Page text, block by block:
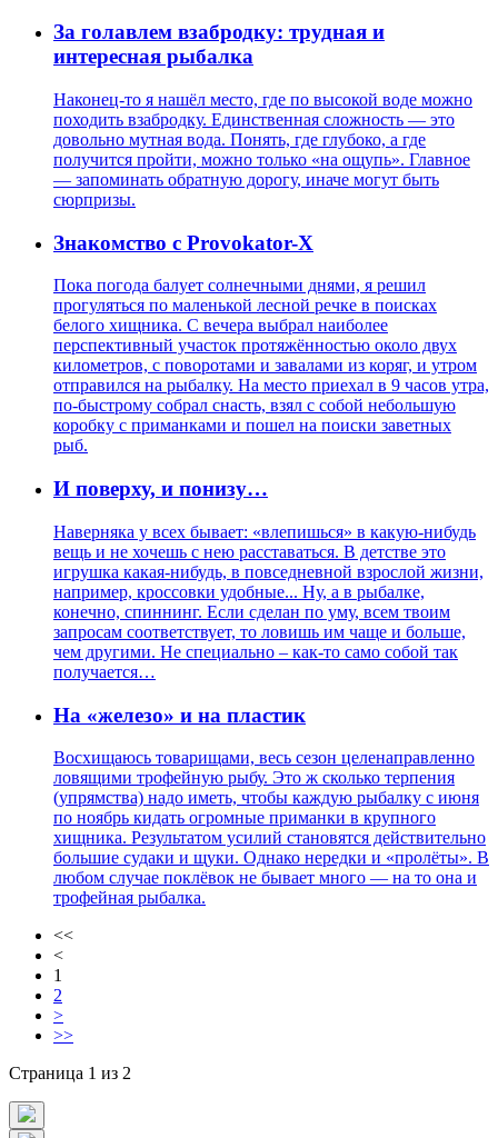
За голавлем взабродку: трудная и
интересная рыбалка
Наконец-то я нашёл место, где по высокой воде можно
походить взабродку. Единственная сложность — это
довольно мутная вода. Понять, где глубоко, а где
получится пройти, можно только «на ощупь». Главное
— запоминать обратную дорогу, иначе могут быть
сюрпризы.
Знакомство с Provokator-X
Пока погода балует солнечными днями, я решил
прогуляться по маленькой лесной речке в поисках
белого хищника. С вечера выбрал наиболее
перспективный участок протяжённостью около двух
километров, с поворотами и завалами из коряг, и утром
отправился на рыбалку. На место приехал в 9 часов утра,
по-быстрому собрал снасть, взял с собой небольшую
коробку с приманками и пошел на поиски заветных
рыб.
И поверху, и понизу…
Наверняка у всех бывает: «влепишься» в какую-нибудь
вещь и не хочешь с нею расставаться. В детстве это
игрушка какая-нибудь, в повседневной взрослой жизни,
например, кроссовки удобные... Ну, а в рыбалке,
конечно, спиннинг. Если сделан по уму, всем твоим
запросам соответствует, то ловишь им чаще и больше,
чем другими. Не специально – как-то само собой так
получается…
На «железо» и на пластик
Восхищаюсь товарищами, весь сезон целенаправленно
ловящими трофейную рыбу. Это ж сколько терпения
(упрямства) надо иметь, чтобы каждую рыбалку с июня
по ноябрь кидать огромные приманки в крупного
хищника. Результатом усилий становятся действительно
большие судаки и щуки. Однако нередки и «пролёты». В
любом случае поклёвок не бывает много — на то она и
трофейная рыбалка.
<<
<
1
2
>
>>
Страница 1 из 2